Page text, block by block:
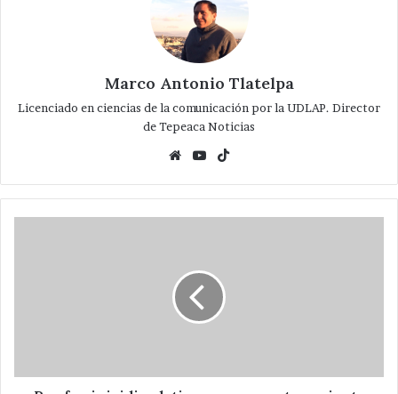
Marco Antonio Tlatelpa
Licenciado en ciencias de la comunicación por la UDLAP. Director
de Tepeaca Noticias
WebsiteYouTube
de